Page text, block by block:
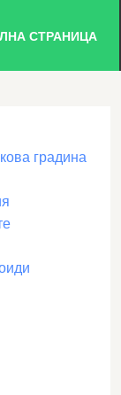
СТРАНИЦА
градина